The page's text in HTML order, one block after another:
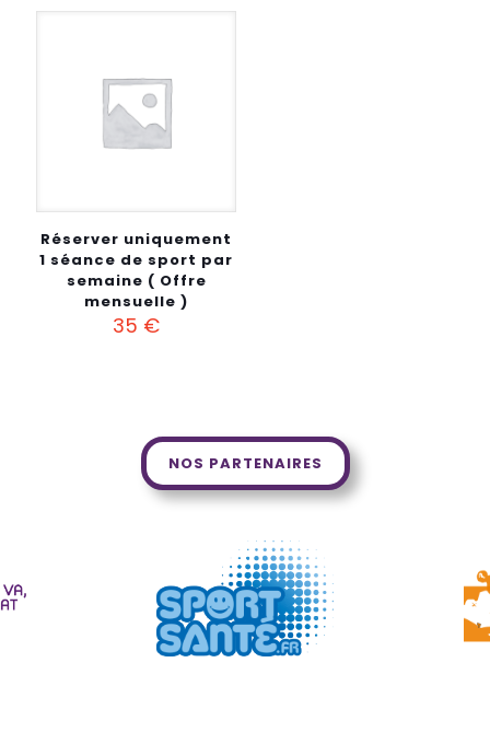
Réserver uniquement
1 séance de sport par
semaine ( Offre
mensuelle )
35 €
NOS PARTENAIRES